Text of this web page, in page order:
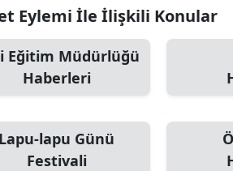
Eylemi İle İlişkili Konular
Eğitim Müdürlüğü
Haberleri
Lapu-lapu Günü
Festivali